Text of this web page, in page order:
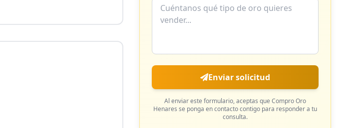
Enviar solicitud
Al enviar este formulario, aceptas que Compro Oro
Henares se ponga en contacto contigo para responder a tu
consulta.